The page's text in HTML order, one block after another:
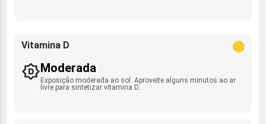
Vitamina D
Moderada
Exposição moderada ao sol. Aproveite alguns minutos ao ar
livre para sintetizar vitamina D.